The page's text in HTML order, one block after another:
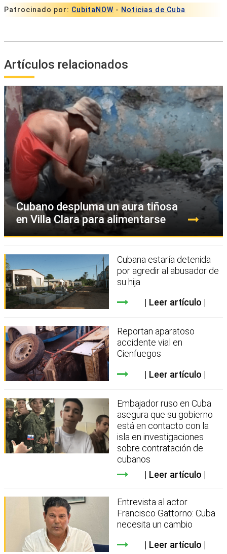
Patrocinado por: CubitaNOW - Noticias de Cuba
Artículos relacionados
Cubano despluma un aura tiñosa
en Villa Clara para alimentarse
Cubana estaría detenida
por agredir al abusador de
su hija
Leer artículo
Reportan aparatoso
accidente vial en
Cienfuegos
Leer artículo
Embajador ruso en Cuba
asegura que su gobierno
está en contacto con la
isla en investigaciones
sobre contratación de
cubanos
Leer artículo
Entrevista al actor
Francisco Gattorno: Cuba
necesita un cambio
Leer artículo